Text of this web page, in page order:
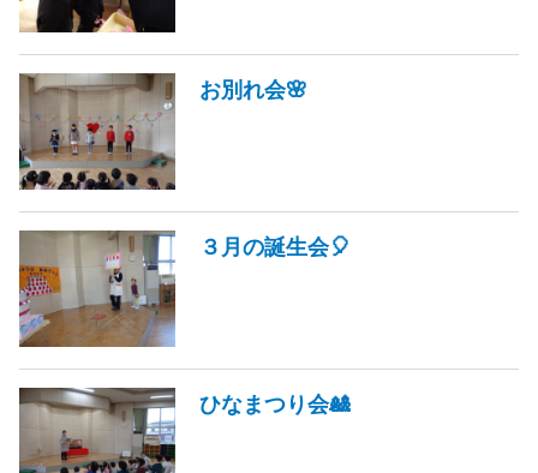
お別れ会🌸
３月の誕生会🎈
ひなまつり会🎎